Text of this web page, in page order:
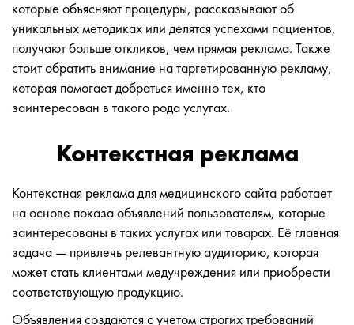
которые объясняют процедуры, рассказывают об
уникальных методиках или делятся успехами пациентов,
получают больше откликов, чем прямая реклама. Также
стоит обратить внимание на таргетированную рекламу,
которая помогает добраться именно тех, кто
заинтересован в такого рода услугах.
Контекстная реклама
Контекстная реклама для медицинского сайта работает
на основе показа объявлений пользователям, которые
заинтересованы в таких услугах или товарах. Её главная
задача — привлечь релевантную аудиторию, которая
может стать клиентами медучреждения или приобрести
соответствующую продукцию.
Объявления создаются с учетом строгих требований